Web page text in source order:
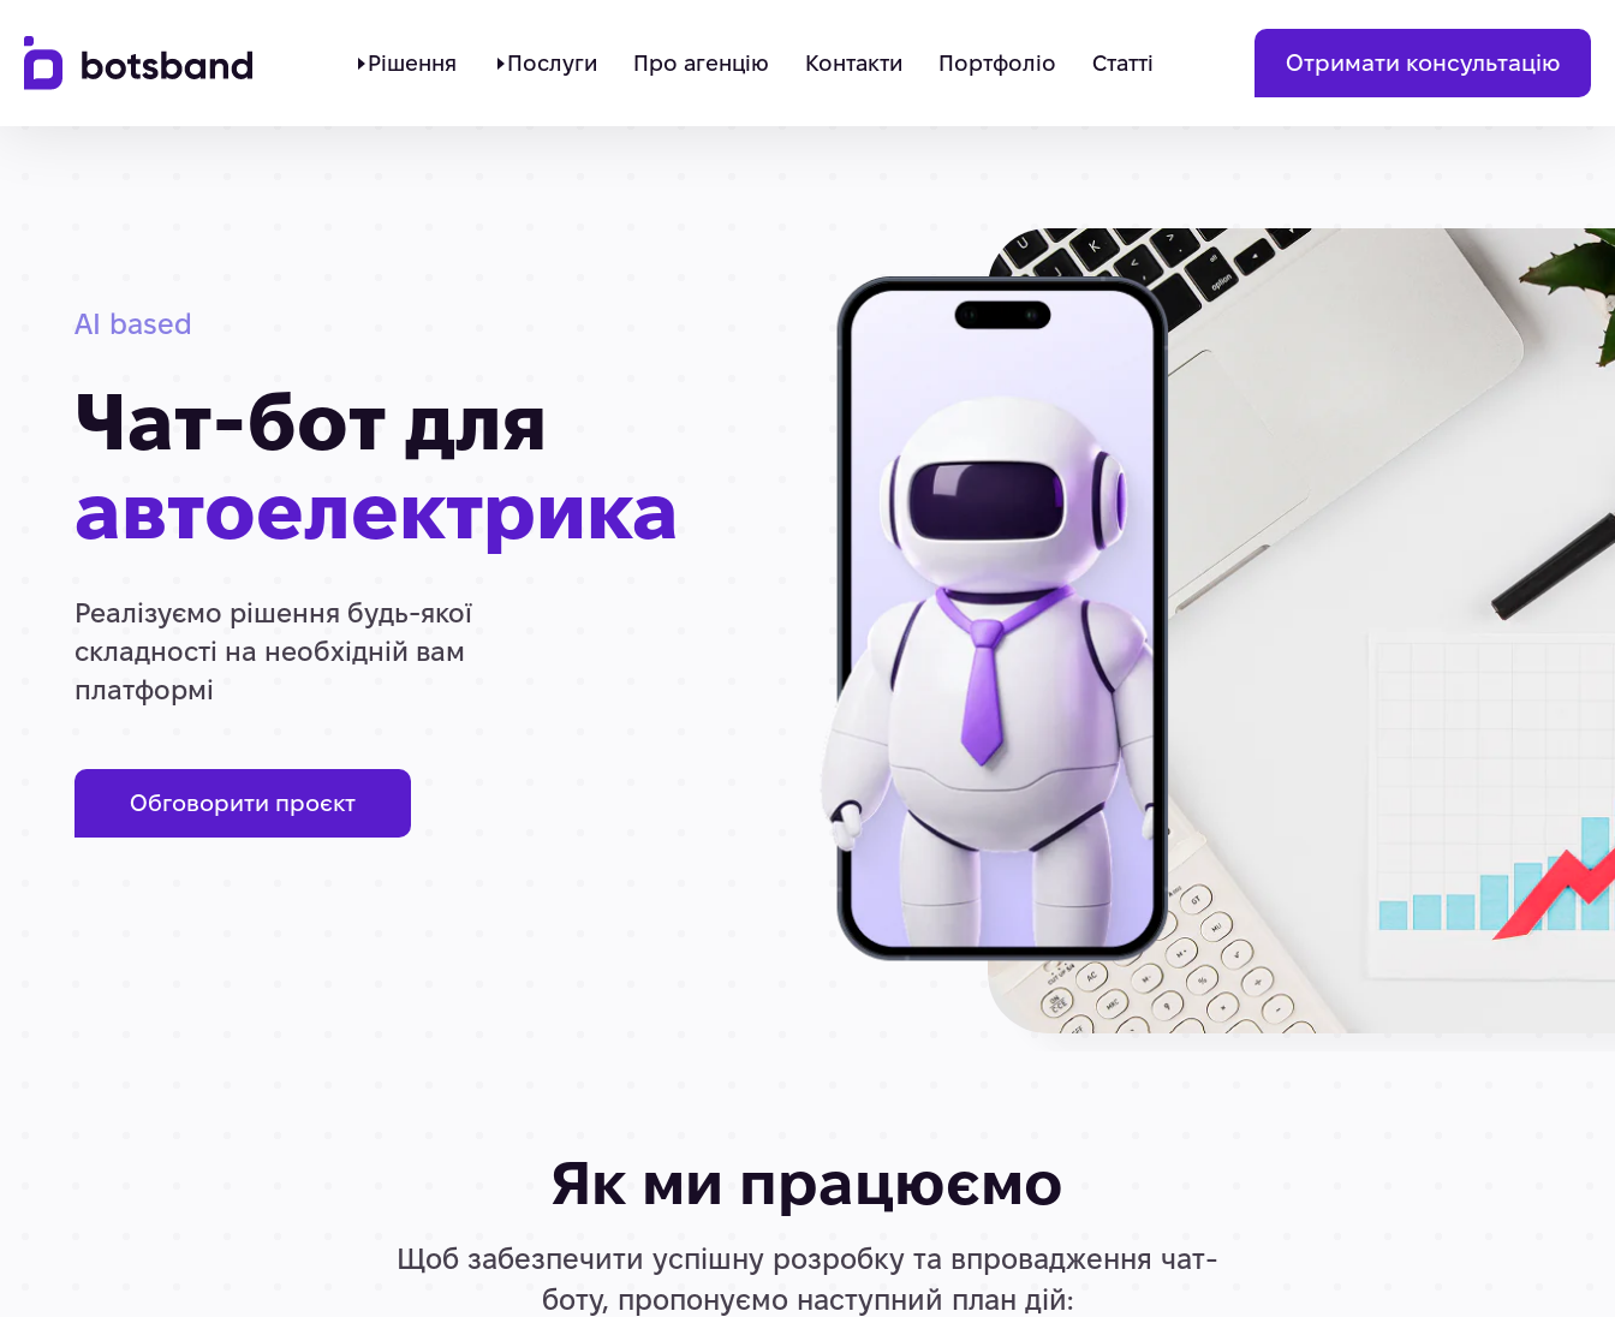
Рішення Послуги Про агенцію Контакти Портфоліо Статті Отримати консультацію
AI based
Чат-бот для
автоелектрика
Реалізуємо рішення будь-якої
складності на необхідній вам
платформі
Обговорити проєкт
Як ми працюємо
Щоб забезпечити успішну розробку та впровадження чат-
боту, пропонуємо наступний план дій: